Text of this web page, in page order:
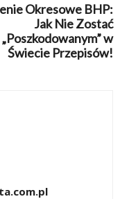
Okresowe BHP:
Jak Nie Zostać
„Poszkodowanym” w
Świecie Przepisów!